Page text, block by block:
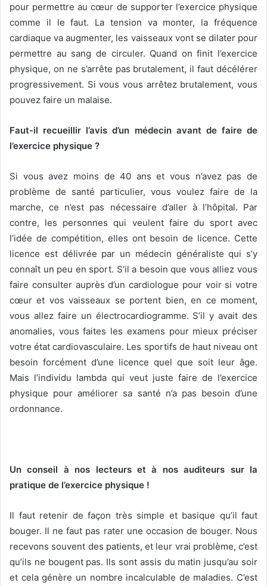
pour permettre au cœur de supporter l’exercice physique
comme il le faut. La tension va monter, la fréquence
cardiaque va augmenter, les vaisseaux vont se dilater pour
permettre au sang de circuler. Quand on finit l’exercice
physique, on ne s’arrête pas brutalement, il faut décélérer
progressivement. Si vous vous arrêtez brutalement, vous
pouvez faire un malaise.
Faut-il recueillir l’avis d’un médecin avant de faire de
l’exercice physique ?
Si vous avez moins de 40 ans et vous n’avez pas de
problème de santé particulier, vous voulez faire de la
marche, ce n’est pas nécessaire d’aller à l’hôpital. Par
contre, les personnes qui veulent faire du sport avec
l’idée de compétition, elles ont besoin de licence. Cette
licence est délivrée par un médecin généraliste qui s’y
connaît un peu en sport. S’il a besoin que vous alliez vous
faire consulter auprès d’un cardiologue pour voir si votre
cœur et vos vaisseaux se portent bien, en ce moment,
vous allez faire un électrocardiogramme. S’il y avait des
anomalies, vous faites les examens pour mieux préciser
votre état cardiovasculaire. Les sportifs de haut niveau ont
besoin forcément d’une licence quel que soit leur âge.
Mais l’individu lambda qui veut juste faire de l’exercice
physique pour améliorer sa santé n’a pas besoin d’une
ordonnance.
Un conseil à nos lecteurs et à nos auditeurs sur la
pratique de l’exercice physique !
Il faut retenir de façon très simple et basique qu’il faut
bouger. Il ne faut pas rater une occasion de bouger. Nous
recevons souvent des patients, et leur vrai problème, c’est
qu’ils ne bougent pas. Ils sont assis du matin jusqu’au soir
et cela génère un nombre incalculable de maladies. C’est